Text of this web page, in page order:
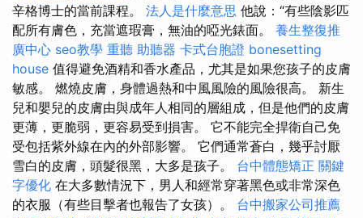
辛格博士的當前課程。 法人是什麼意思 他說：“有些陰影匹
配所有膚色，充當遮瑕膏，無油的啞光錶面。 養生整復推
廣中心 seo教學 重聽 助聽器 卡式台胞證 bonesetting
house 值得避免酒精和香水產品，尤其是如果您孩子的皮膚
敏感。 燃燒皮膚，身體過熱和中風風險的風險很高。 新生
兒和嬰兒的皮膚由與成年人相同的層組成，但是他們的皮膚
更薄，更脆弱，更容易受到損害。 它不能完全捍衛自己免
受包括紫外線在內的外部影響。 它們通常蒼白，幾乎討厭
雪白的皮膚，頭髮很黑，大多是孩子。 台中體態矯正 關鍵
字優化 在大多數情況下，男人和經常穿著黑色或非常深色
的衣服（有些目擊者也報告了女孩）。 台中搬家公司推薦